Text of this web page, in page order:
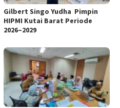
Gilbert Singo Yudha Pimpin
HIPMI Kutai Barat Periode
2026–2029